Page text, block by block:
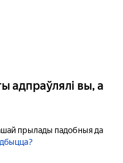
адпраўлялі вы, а
прылады падобныя да